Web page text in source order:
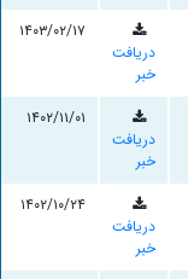
دریافت
خبر
۱۴۰۳/۰۲/۱۷
دریافت
خبر
۱۴۰۲/۱۱/۰۱
دریافت
خبر
۱۴۰۲/۱۰/۲۴